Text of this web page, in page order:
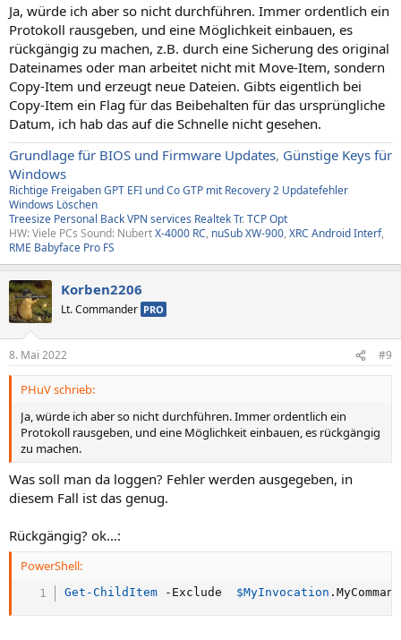
Ja, würde ich aber so nicht durchführen. Immer ordentlich ein
Protokoll rausgeben, und eine Möglichkeit einbauen, es
rückgängig zu machen, z.B. durch eine Sicherung des original
Dateinames oder man arbeitet nicht mit Move-Item, sondern
Copy-Item und erzeugt neue Dateien. Gibts eigentlich bei
Copy-Item ein Flag für das Beibehalten für das ursprüngliche
Datum, ich hab das auf die Schnelle nicht gesehen.
Grundlage für BIOS und Firmware Updates, Günstige Keys für
Windows
Richtige FreigabenGPT EFI und CoGTP mit Recovery2 Updatefehler
Windows Löschen
Treesize Personal BackVPN services Realtek Tr.TCP Opt
HW: Viele PCs Sound: NubertX-4000 RC, nuSub XW-900, XRC Android Interf,
RME Babyface Pro FS
Korben2206
Lt. Commander PRO
8. Mai 2022 #9
PHuV schrieb:
Ja, würde ich aber so nicht durchführen. Immer ordentlich ein
Protokoll rausgeben, und eine Möglichkeit einbauen, es rückgängig
zu machen.
Was soll man da loggen? Fehler werden ausgegeben, in
diesem Fall ist das genug.
Rückgängig? ok...:
PowerShell:
Get-ChildItem - Exclude $MyInvocation .MyCommand